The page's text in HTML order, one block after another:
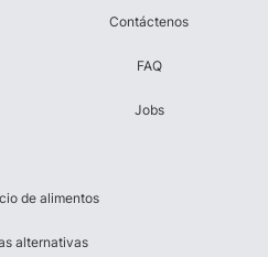
Contáctenos
FAQ
Jobs
de alimentos
alternativas